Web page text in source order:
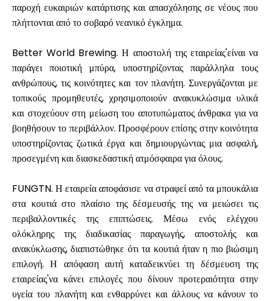
παροχή ευκαιριών κατάρτισης και απασχόλησης σε νέους που
πλήττονται από το σοβαρό νεανικό έγκλημα.
Better World Brewing. Η αποστολή της εταιρείας'είναι να
παράγει ποιοτική μπύρα, υποστηρίζοντας παράλληλα τους
ανθρώπους, τις κοινότητες και τον πλανήτη. Συνεργάζονται με
τοπικούς προμηθευτές, χρησιμοποιούν ανακυκλώσιμα υλικά
και στοχεύουν στη μείωση του αποτυπώματος άνθρακα για να
βοηθήσουν το περιβάλλον. Προσφέρουν επίσης στην κοινότητα
υποστηρίζοντας ζωτικά έργα και δημιουργώντας μια ασφαλή,
προσεγμένη και διασκεδαστική ατμόσφαιρα για όλους.
FUNGTN. Η εταιρεία αποφάσισε να στραφεί από τα μπουκάλια
στα κουτιά στο πλαίσιο της δέσμευσής της να μειώσει τις
περιβαλλοντικές της επιπτώσεις. Μέσω ενός ελέγχου
ολόκληρης της διαδικασίας παραγωγής, αποστολής και
ανακύκλωσης, διαπιστώθηκε ότι τα κουτιά ήταν η πιο βιώσιμη
επιλογή. Η απόφαση αυτή καταδεικνύει τη δέσμευση της
εταιρείας'να κάνει επιλογές που δίνουν προτεραιότητα στην
υγεία του πλανήτη και ενθαρρύνει και άλλους να κάνουν το